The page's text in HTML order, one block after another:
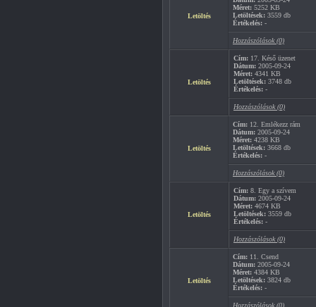
Letöltés
Méret: 5252 KB
Letöltések: 3559 db
Értékelés: -
Hozzászólások (0)
Letöltés
Cím: 17. Késő üzenet
Dátum: 2005-09-24
Méret: 4341 KB
Letöltések: 3748 db
Értékelés: -
Hozzászólások (0)
Letöltés
Cím: 12. Emlékezz rám
Dátum: 2005-09-24
Méret: 4238 KB
Letöltések: 3668 db
Értékelés: -
Hozzászólások (0)
Letöltés
Cím: 8. Egy a szívem
Dátum: 2005-09-24
Méret: 4674 KB
Letöltések: 3559 db
Értékelés: -
Hozzászólások (0)
Letöltés
Cím: 11. Csend
Dátum: 2005-09-24
Méret: 4384 KB
Letöltések: 3824 db
Értékelés: -
Hozzászólások (0)